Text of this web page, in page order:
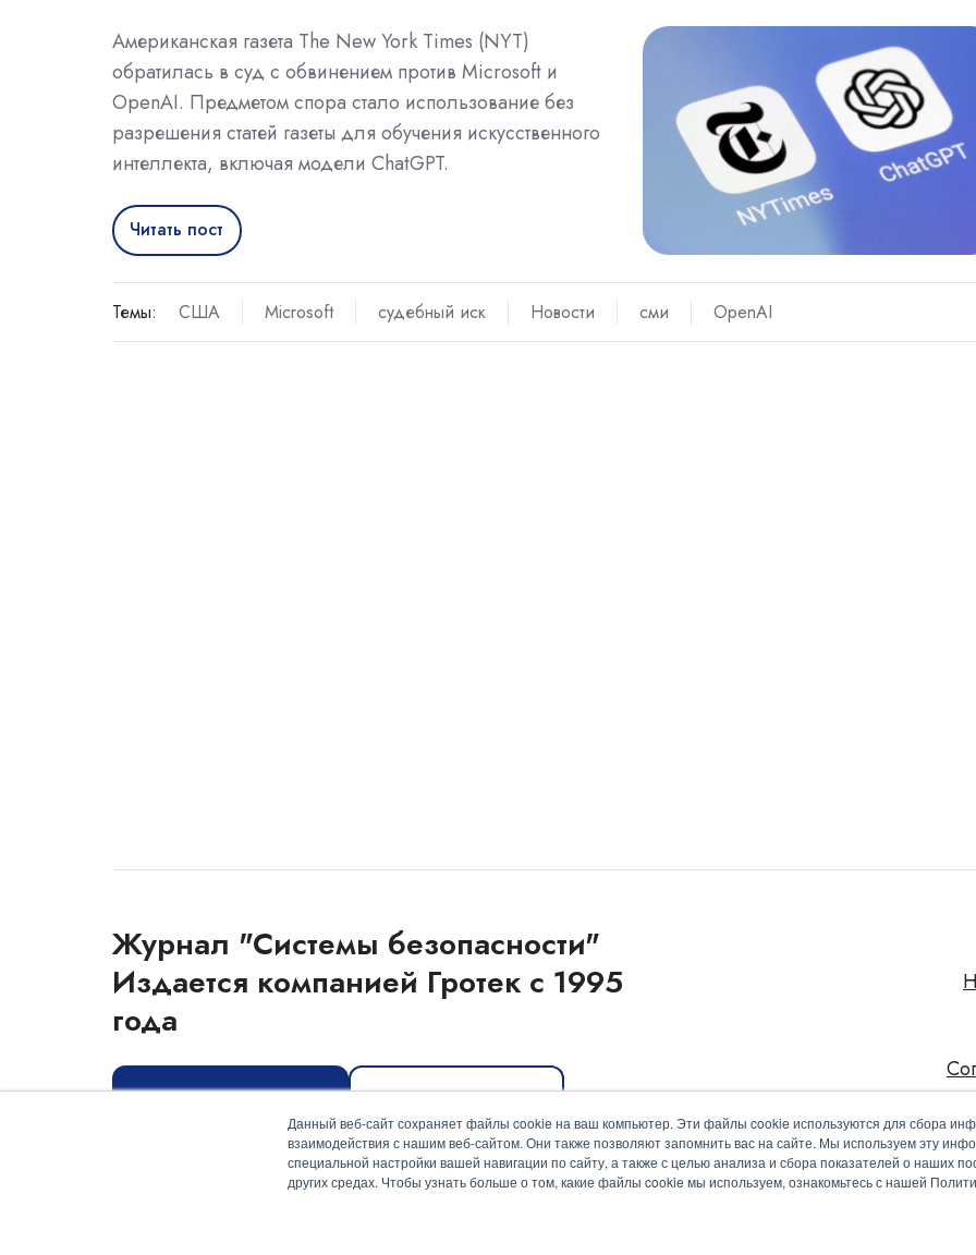
Данный веб-сайт сохраняет файлы cookie на ваш компьютер. Эти файлы cookie используются для сбора
взаимодействия с нашим веб-сайтом. Они также позволяют запомнить вас на сайте. Мы используем эту
специальной настройки вашей навигации по сайту, а также с целью анализа и сбора показателей о наших
других средах. Чтобы узнать больше о том, какие файлы cookie мы используем, ознакомьтесь с нашей
Американская газета The New York Times (NYT)
обратилась в суд с обвинением против Microsoft и
OpenAI. Предметом спора стало использование без
разрешения статей газеты для обучения искусственного
интеллекта, включая модели ChatGPT.
Читать пост
Темы: США Microsoft судебный иск Новости сми OpenAI
Журнал "Системы безопасности"
Издается компанией Гротек с 1995
года
Оформить подписку Скачать медиакит